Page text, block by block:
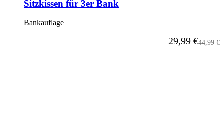
Sitzkissen für 3er Bank
Bankauflage
Ab
29,99 €44,99 €